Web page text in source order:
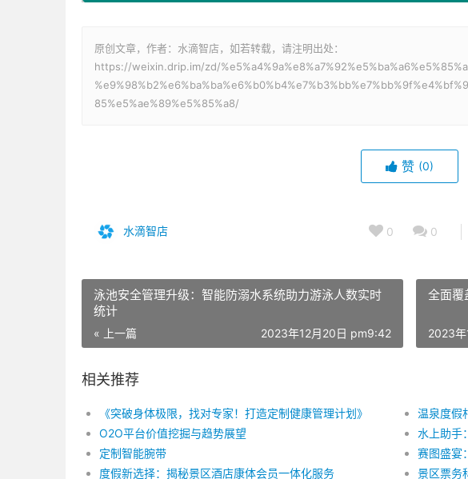
原创文章，作者：水滴智店，如若转载，请注明出处：
https://weixin.drip.im/zd/
85%e5%ae%89%e5%85%a8/
赞 (0)
水滴智店 0 0
泳池安全管理升级：智能防溺水系统助力游泳人数实时
统计
« 上一篇 2023年12月20日 pm9:42
全面覆
2023
相关推荐
《突破身体极限，找对专家！打造定制健康管理计划》
温泉度假
O2O平台价值挖掘与趋势展望
水上助手
定制智能腕带
赛图盛宴
度假新选择：揭秘景区酒店康体会员一体化服务
景区票务